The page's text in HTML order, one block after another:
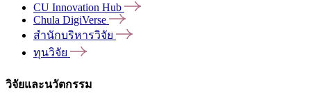
CU Innovation Hub
Chula DigiVerse
สำนักบริหารวิจัย
ทุนวิจัย
วิจัยและนวัตกรรม